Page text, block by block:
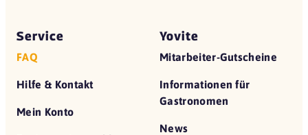
Service
FAQ
Hilfe & Kontakt
Mein Konto
Yovite
Mitarbeiter-Gutscheine
Informationen für
Gastronomen
News